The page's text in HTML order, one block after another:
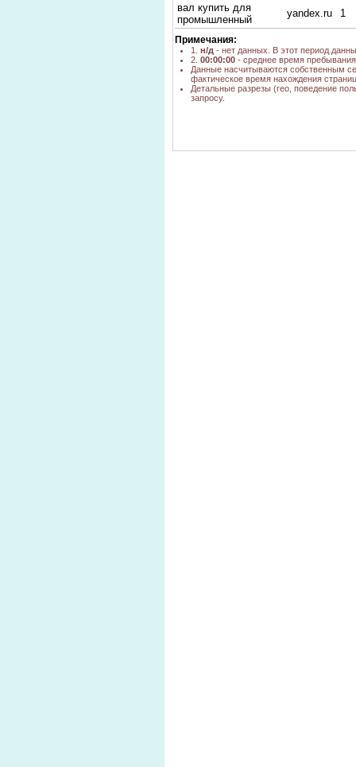
вал купить для
промышленный
yandex.ru 1
Примечания:
1. н/д - нет данных. В этот период
2. 00:00:00 - среднее время
Данные насчитываются собственным
фактическое время нахождения
Детальные разрезы (гео, поведение
запросу.